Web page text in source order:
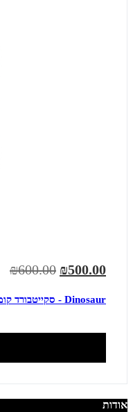
₪500.00
₪600.00
Dinosaur - סקייטבורד קומפלט מקצועי
אודות